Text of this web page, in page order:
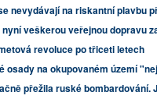
nevydávají na riskantní plavbu
veškerou veřejnou dopravu
revoluce po třiceti letech
osady na okupovaném území
přežila ruské bombardování.